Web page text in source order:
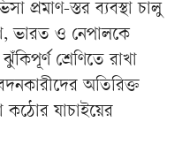
প্রমাণ-স্তর ব্যবস্থা চালু
ভারত ও নেপালকে
শ্রেণিতে রাখা
অতিরিক্ত
যাচাইয়ের